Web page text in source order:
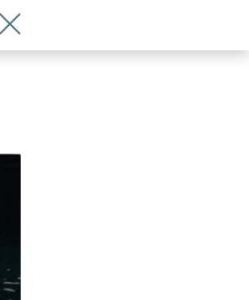
Wróć do artykułu Zarezerwuj sobie